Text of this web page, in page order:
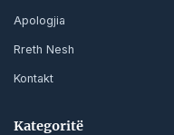
Apologjia
Rreth Nesh
Kontakt
Kategoritë